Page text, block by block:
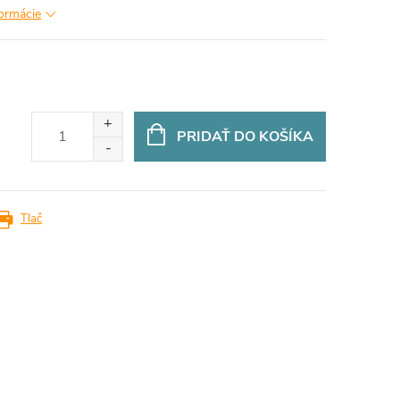
PRIDAŤ DO KOŠÍKA
Tlač